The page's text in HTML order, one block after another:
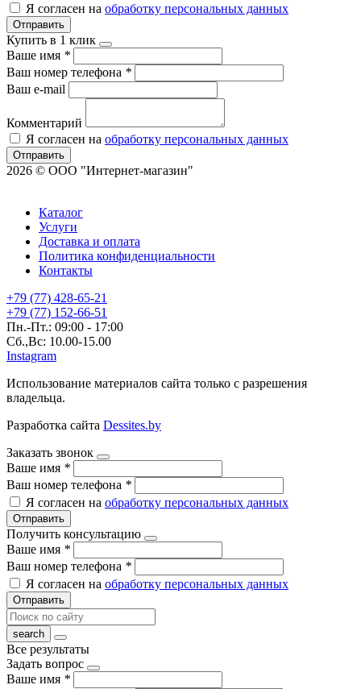
Я согласен на обработку персональных данных
Отправить
Купить в 1 клик
Ваше имя *
Ваш номер телефона *
Ваш e-mail
Комментарий
Я согласен на обработку персональных данных
Отправить
2026 © ООО "Интернет-магазин"
Каталог
Услуги
Доставка и оплата
Политика конфиденциальности
Контакты
+79 (77) 428-65-21
+79 (77) 152-66-51
Пн.-Пт.: 09:00 - 17:00
Сб.,Вс: 10.00-15.00
Instagram
Использование материалов сайта только с разрешения
владельца.
Разработка сайта Dessites.by
Заказать звонок
Ваше имя *
Ваш номер телефона *
Я согласен на обработку персональных данных
Отправить
Получить консультацию
Ваше имя *
Ваш номер телефона *
Я согласен на обработку персональных данных
Отправить
Все результаты
Задать вопрос
Ваше имя *